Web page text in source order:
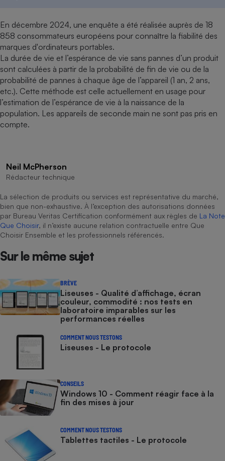
En décembre 2024, une enquête a été réalisée auprès de 18
858 consommateurs européens pour connaître la fiabilité des
marques d'ordinateurs portables.
La durée de vie et l’espérance de vie sans pannes d’un produit
sont calculées à partir de la probabilité de fin de vie ou de la
probabilité de pannes à chaque âge de l’appareil (1 an, 2 ans,
etc.). Cette méthode est celle actuellement en usage pour
l’estimation de l’espérance de vie à la naissance de la
population. Les appareils de seconde main ne sont pas pris en
compte.
Neil McPherson
Rédacteur technique
La sélection de produits ou services est représentative du marché,
bien que non-exhaustive. À l’exception des autorisations données
par Bureau Veritas Certification conformément aux règles de La Note
Que Choisir, il n’existe aucune relation contractuelle entre Que
Choisir Ensemble et les professionnels référencés.
Sur le même sujet
BRÈVE
Liseuses - Qualité d’affichage, écran
couleur, commodité : nos tests en
laboratoire imparables sur les
performances réelles
COMMENT NOUS TESTONS
Liseuses - Le protocole
CONSEILS
Windows 10 - Comment réagir face à la
fin des mises à jour
COMMENT NOUS TESTONS
Tablettes tactiles - Le protocole